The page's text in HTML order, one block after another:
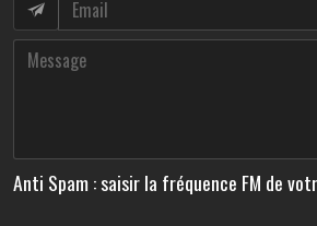
Anti Spam : saisir la fréquence FM de